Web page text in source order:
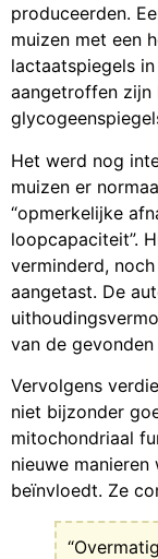
produceerden.
muizen met een
lactaatspiegels
aangetroffen zijn
Het werd nog
muizen er
“opmerkelijke
loopcapaciteit”.
verminderd,
aangetast. De
van de
Vervolgens
niet bijzonder
mitochondriaal
nieuwe
beïnvloedt. Ze